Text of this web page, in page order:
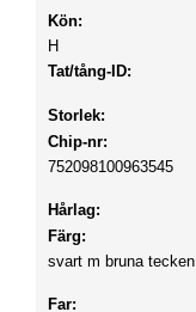
Kön:
H
Tat/tång-ID:
Storlek:
Chip-nr:
752098100963545
Hårlag:
Färg:
svart m bruna tecken
Far: